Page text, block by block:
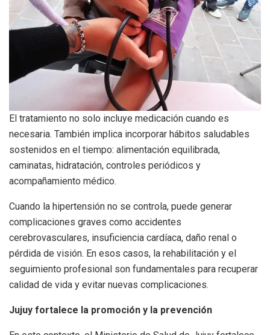
El tratamiento no solo incluye medicación cuando es
necesaria. También implica incorporar hábitos saludables
sostenidos en el tiempo: alimentación equilibrada,
caminatas, hidratación, controles periódicos y
acompañamiento médico.
Cuando la hipertensión no se controla, puede generar
complicaciones graves como accidentes
cerebrovasculares, insuficiencia cardíaca, daño renal o
pérdida de visión. En esos casos, la rehabilitación y el
seguimiento profesional son fundamentales para recuperar
calidad de vida y evitar nuevas complicaciones.
Jujuy fortalece la promoción y la prevención